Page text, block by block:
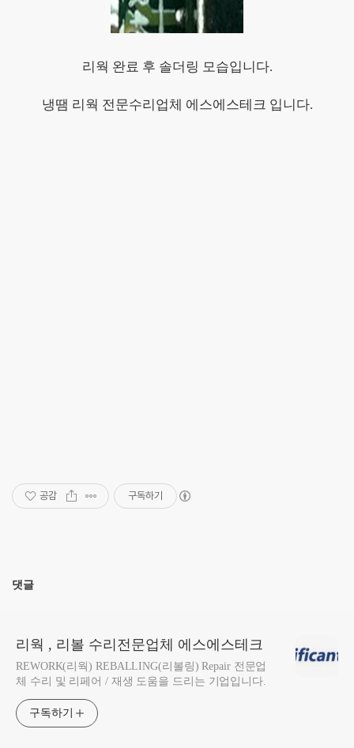
리웍 완료 후 솔더링 모습입니다.
냉땜 리웍 전문수리업체 에스에스테크 입니다.
공감 구독하기
댓글
리웍 , 리볼 수리전문업체 에스에스테크
REWORK(리웍) REBALLING(리볼링) Repair 전문업
체 수리 및 리페어 / 재생 도움을 드리는 기업입니다.
구독하기